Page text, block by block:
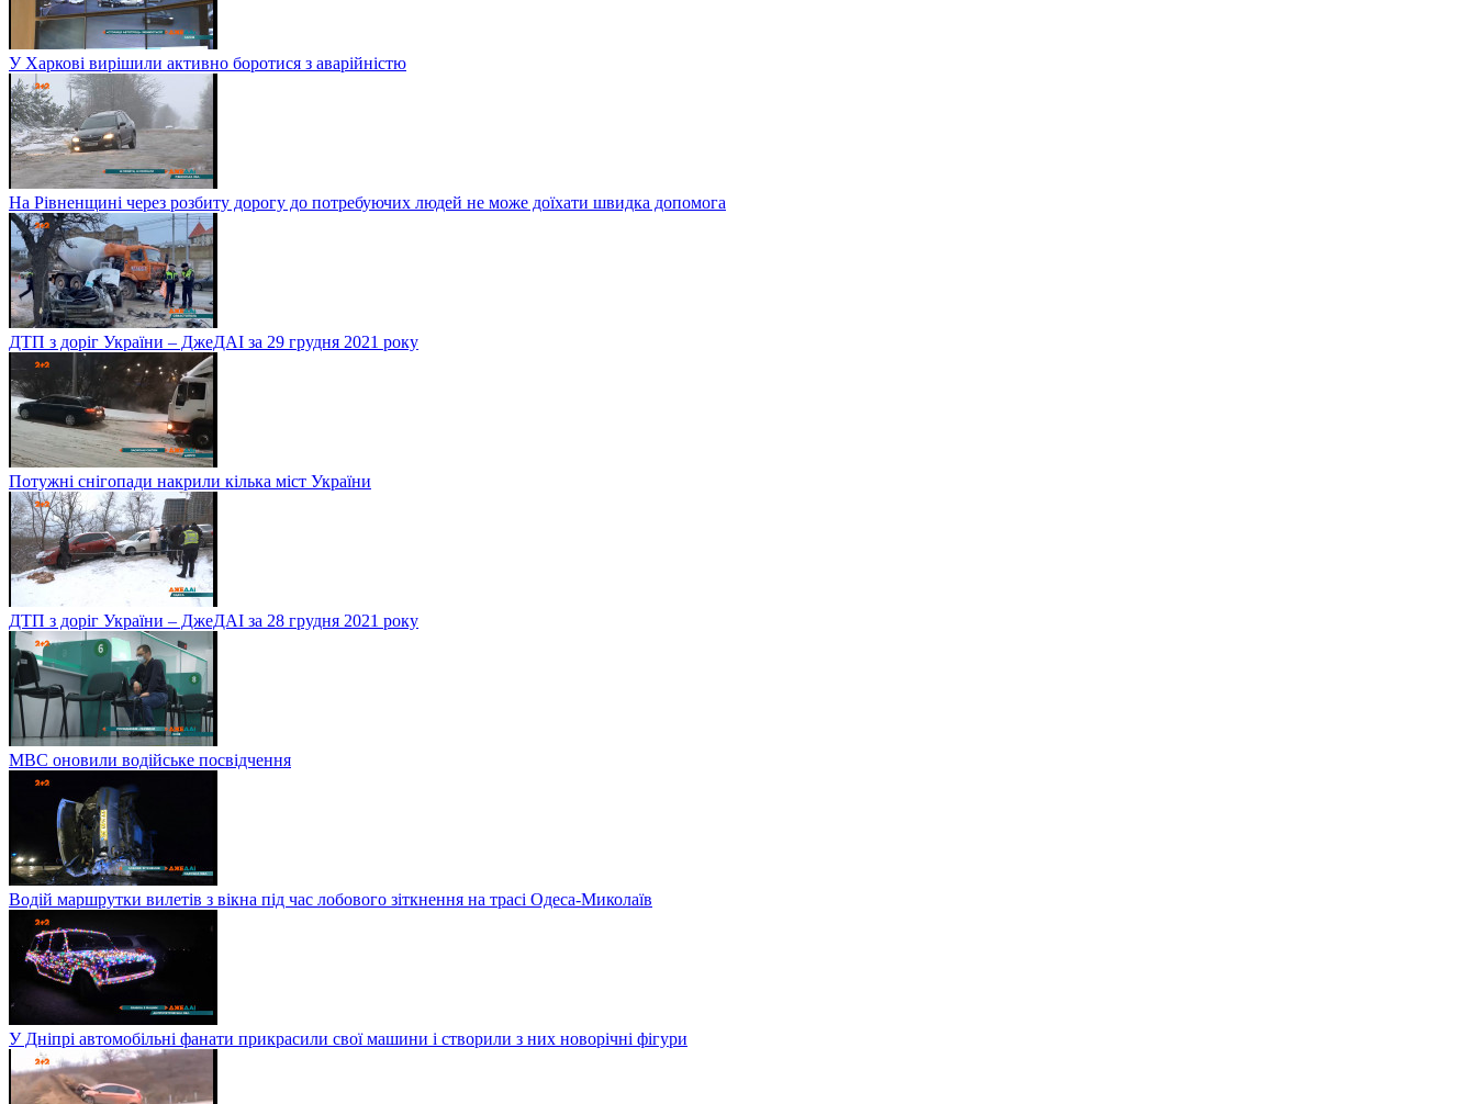
У Харкові вирішили активно боротися з аварійністю
На Рівненщині через розбиту дорогу до потребуючих людей не може доїхати швидка допомога
ДТП з доріг України – ДжеДАІ за 29 грудня 2021 року
Потужні снігопади накрили кілька міст України
ДТП з доріг України – ДжеДАІ за 28 грудня 2021 року
МВС оновили водійське посвідчення
Водій маршрутки вилетів з вікна під час лобового зіткнення на трасі Одеса-Миколаїв
У Дніпрі автомобільні фанати прикрасили свої машини і створили з них новорічні фігури